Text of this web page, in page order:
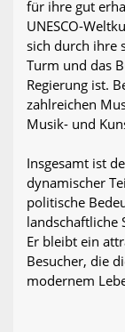
für ihre gut
UNESCO-
sich durch ihre
Turm und das
Regierung ist.
zahlreichen
Musik- und
Insgesamt ist
dynamischer
politische
landschaftliche
Er bleibt ein
Besucher, die
modernem